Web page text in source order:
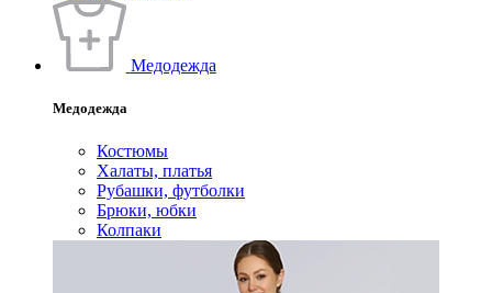
Медодежда
Медодежда
Костюмы
Халаты, платья
Рубашки, футболки
Брюки, юбки
Колпаки